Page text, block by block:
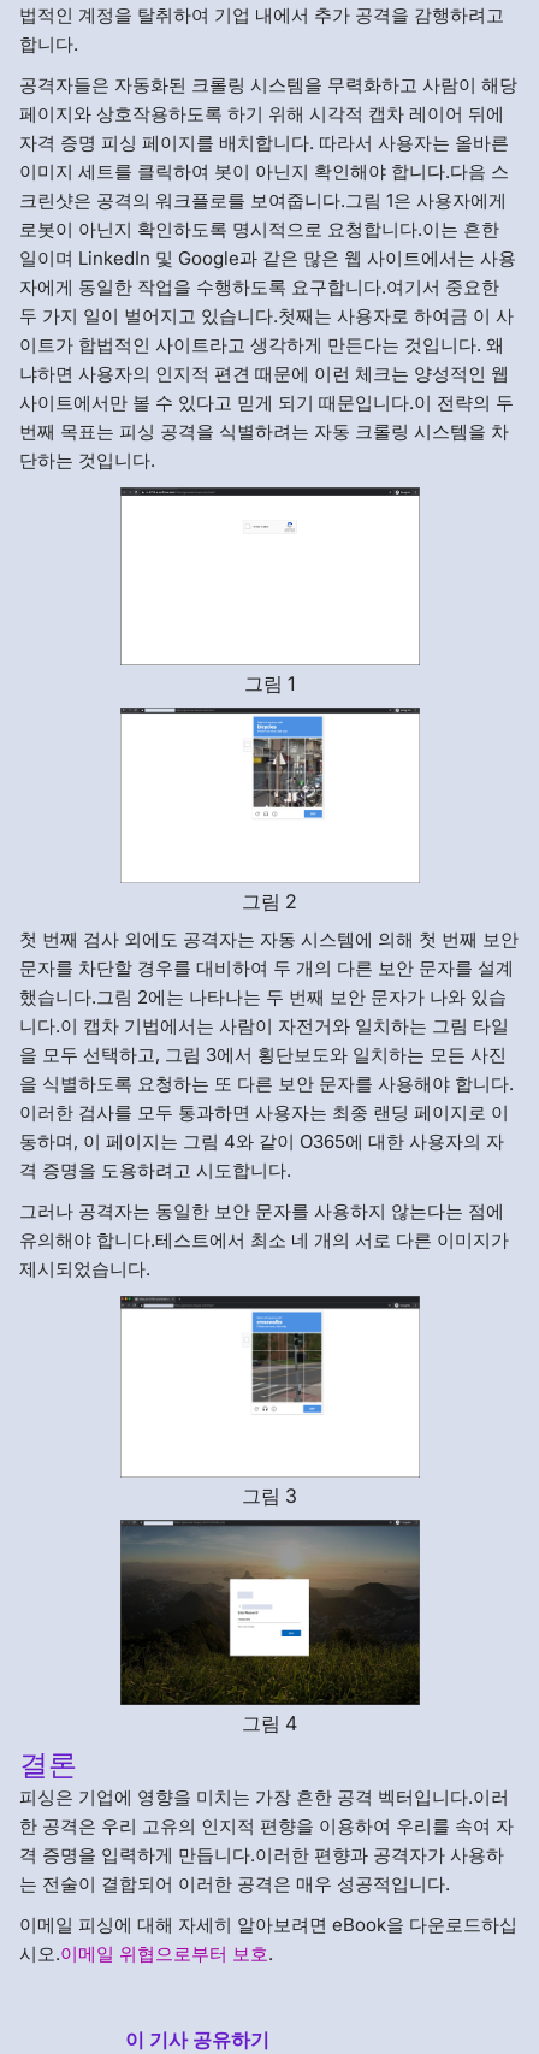
법적인 계정을 탈취하여 기업 내에서 추가 공격을 감행하려고
합니다.
공격자들은 자동화된 크롤링 시스템을 무력화하고 사람이 해당
페이지와 상호작용하도록 하기 위해 시각적 캡차 레이어 뒤에
자격 증명 피싱 페이지를 배치합니다. 따라서 사용자는 올바른
이미지 세트를 클릭하여 봇이 아닌지 확인해야 합니다.다음 스
크린샷은 공격의 워크플로를 보여줍니다.그림 1은 사용자에게
로봇이 아닌지 확인하도록 명시적으로 요청합니다.이는 흔한
일이며 LinkedIn 및 Google과 같은 많은 웹 사이트에서는 사용
자에게 동일한 작업을 수행하도록 요구합니다.여기서 중요한
두 가지 일이 벌어지고 있습니다.첫째는 사용자로 하여금 이 사
이트가 합법적인 사이트라고 생각하게 만든다는 것입니다. 왜
냐하면 사용자의 인지적 편견 때문에 이런 체크는 양성적인 웹
사이트에서만 볼 수 있다고 믿게 되기 때문입니다.이 전략의 두
번째 목표는 피싱 공격을 식별하려는 자동 크롤링 시스템을 차
단하는 것입니다.
그림 1
그림 2
첫 번째 검사 외에도 공격자는 자동 시스템에 의해 첫 번째 보안
문자를 차단할 경우를 대비하여 두 개의 다른 보안 문자를 설계
했습니다.그림 2에는 나타나는 두 번째 보안 문자가 나와 있습
니다.이 캡차 기법에서는 사람이 자전거와 일치하는 그림 타일
을 모두 선택하고, 그림 3에서 횡단보도와 일치하는 모든 사진
을 식별하도록 요청하는 또 다른 보안 문자를 사용해야 합니다.
이러한 검사를 모두 통과하면 사용자는 최종 랜딩 페이지로 이
동하며, 이 페이지는 그림 4와 같이 O365에 대한 사용자의 자
격 증명을 도용하려고 시도합니다.
그러나 공격자는 동일한 보안 문자를 사용하지 않는다는 점에
유의해야 합니다.테스트에서 최소 네 개의 서로 다른 이미지가
제시되었습니다.
그림 3
그림 4
결론
피싱은 기업에 영향을 미치는 가장 흔한 공격 벡터입니다.이러
한 공격은 우리 고유의 인지적 편향을 이용하여 우리를 속여 자
격 증명을 입력하게 만듭니다.이러한 편향과 공격자가 사용하
는 전술이 결합되어 이러한 공격은 매우 성공적입니다.
이메일 피싱에 대해 자세히 알아보려면 eBook을 다운로드하십
시오.이메일 위협으로부터 보호.
이 기사 공유하기